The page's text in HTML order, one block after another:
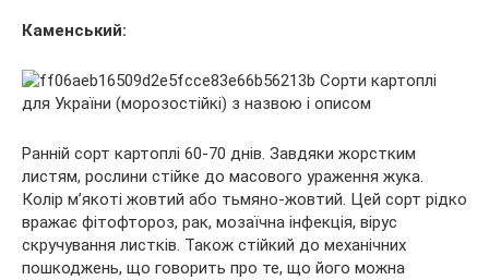
Каменський:
Ранній сорт картоплі 60-70 днів. Завдяки жорстким
листям, рослини стійке до масового ураження жука.
Колір м’якоті жовтий або тьмяно-жовтий. Цей сорт рідко
вражає фітофтороз, рак, мозаїчна інфекція, вірус
скручування листків. Також стійкий до механічних
пошкоджень, що говорить про те, що його можна